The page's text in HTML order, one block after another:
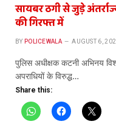
सायबर ठगी से जुड़े
की गिरफ्त में
BY POLICEWALA AUGUST 6,
पुलिस अधीक्षक कटनी अभिनय
अपराधियों के विरुद्ध…
Share this: